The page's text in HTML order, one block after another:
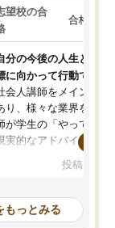
望校の合
合格した
分の今後の人生と真剣
に向かって行動できる
会人講師をメインとし
り、様々な業界を経験
が学生の「やってみた
実的なアドバイスを行
分野について学生知識
合型選抜対策として志
・小論文などの技術指
投稿日：
もっとみる